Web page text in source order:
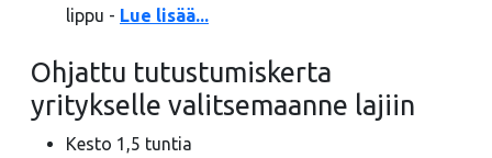
lippu - Lue lisää...
Ohjattu tutustumiskerta
yritykselle valitsemaanne lajiin
Kesto 1,5 tuntia